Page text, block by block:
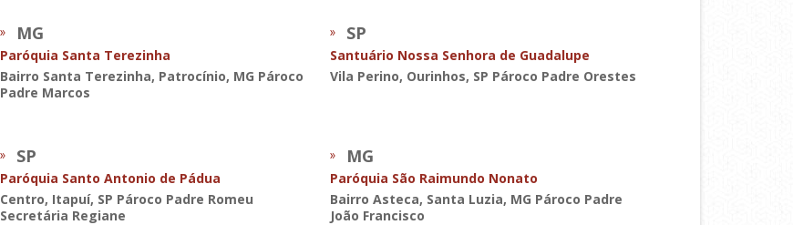
MG
Paróquia Santa Terezinha
Bairro Santa Terezinha, Patrocínio, MG Pároco
Padre Marcos
SP
Santuário Nossa Senhora de Guadalupe
Vila Perino, Ourinhos, SP Pároco Padre Orestes
SP
Paróquia Santo Antonio de Pádua
Centro, Itapuí, SP Pároco Padre Romeu
Secretária Regiane
MG
Paróquia São Raimundo Nonato
Bairro Asteca, Santa Luzia, MG Pároco Padre
João Francisco